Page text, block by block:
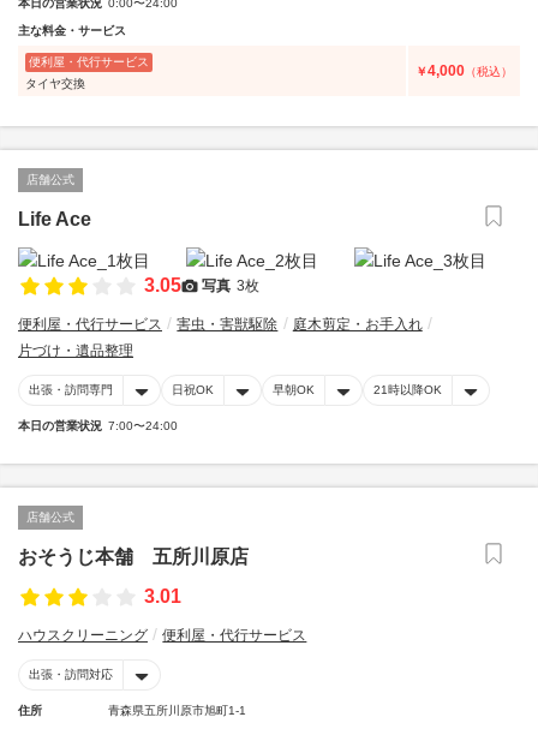
本日の営業状況 0:00〜24:00
主な料金・サービス
便利屋・代行サービス
タイヤ交換
￥4,000 （税込）
店舗公式
Life Ace
3.05 写真 3枚
便利屋・代行サービス 害虫・害獣駆除
庭木剪定・お手入れ
片づけ・遺品整理
出張・訪問専門 日祝OK 早朝OK 21時以降OK
本日の営業状況 7:00〜24:00
店舗公式
おそうじ本舗 五所川原店
3.01
ハウスクリーニング 便利屋・代行サービス
出張・訪問対応
住所 青森県五所川原市旭町1-1